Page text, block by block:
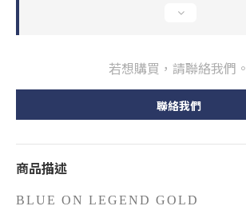
若想購買，請聯絡我們。
聯絡我們
商品描述
BLUE ON LEGEND GOLD